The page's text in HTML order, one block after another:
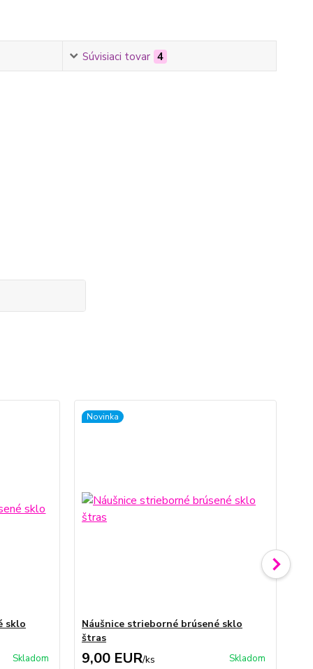
Súvisiaci tovar 4
sklo
Skladom
Novinka
Náušnice strieborné brúsené sklo
štras
9,00 EUR/ks Skladom